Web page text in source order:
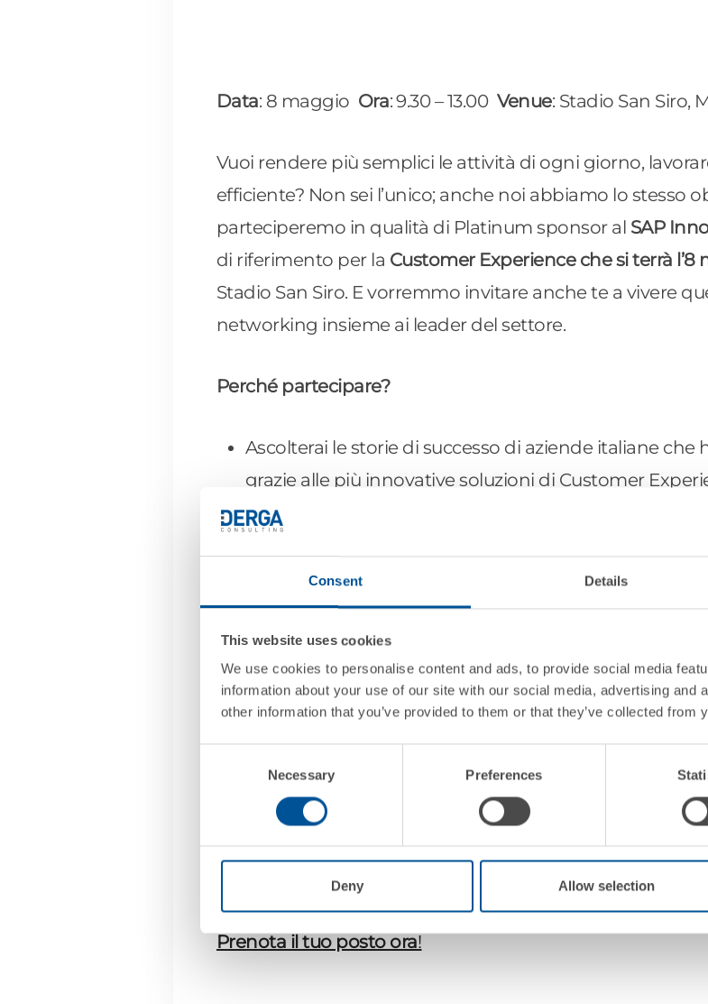
Consent Details
This website uses cookies
We use cookies to personalise content and ads, to provide social media
information about your use of our site with our social media, advertising and
other information that you’ve provided to them or that they’ve collected from
Necessary Preferences
Deny Allow selection
Data: 8 maggio Ora: 9.30 – 13.00 Venue: Stadio San Siro,
Vuoi rendere più semplici le attività di ogni giorno,
efficiente? Non sei l’unico; anche noi abbiamo lo stesso
parteciperemo in qualità di Platinum sponsor al SAP
di riferimento per la Customer Experience che si terrà
Stadio San Siro. E vorremmo invitare anche te a vivere
networking insieme ai leader del settore.
Perché partecipare?
Ascolterai le storie di successo di aziende italiane
grazie alle più innovative soluzioni di Customer
Scoprirai quali sono le nuove tecnologie a supporto di
Ci saranno momenti esclusivi di networking e
Derga, con numerosi anni di esperienza
e la gestione di un customer journey di successo,
Digital, presenterà il case study di Julian Fashion,
abbiamo implementato un ecosistema digitale avanzato
SAP Emarsys e SAP Sales and Service Cloud. Cecilia
Julian Fashion, ci racconterà come ha ottimizzato
aumentando la competitività e la fidelizzazione.
Prenota il tuo posto ora!